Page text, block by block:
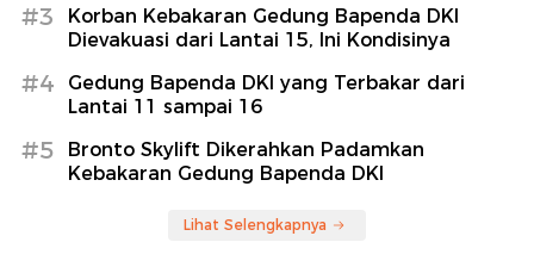
#3
Korban Kebakaran Gedung Bapenda DKI
Dievakuasi dari Lantai 15, Ini Kondisinya
#4
Gedung Bapenda DKI yang Terbakar dari
Lantai 11 sampai 16
#5
Bronto Skylift Dikerahkan Padamkan
Kebakaran Gedung Bapenda DKI
Lihat Selengkapnya